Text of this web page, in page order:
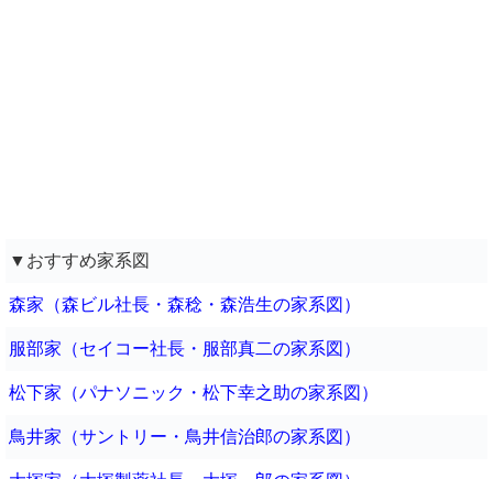
▼おすすめ家系図
森家（森ビル社長・森稔・森浩生の家系図）
服部家（セイコー社長・服部真二の家系図）
松下家（パナソニック・松下幸之助の家系図）
鳥井家（サントリー・鳥井信治郎の家系図）